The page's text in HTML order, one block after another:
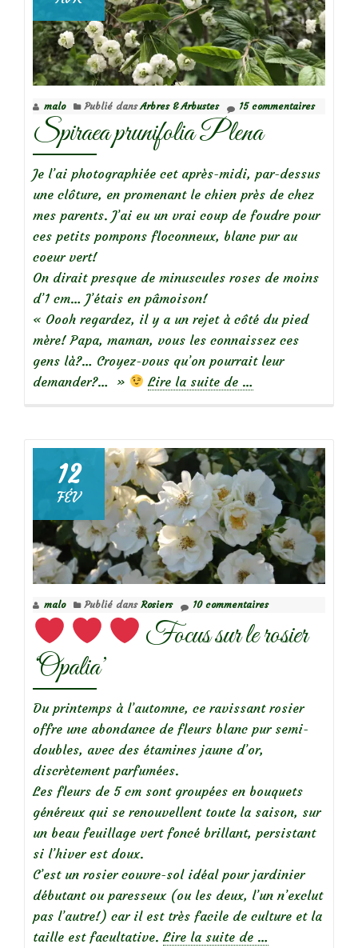
malo Publié dansArbres & Arbustes 15 commentaires
Spiraea prunifolia Plena
Je l’ai photographiée cet après-midi, par-dessus
une clôture, en promenant le chien près de chez
mes parents. J’ai eu un vrai coup de foudre pour
ces petits pompons floconneux, blanc pur au
coeur vert!
On dirait presque de minuscules roses de moins
d’1 cm… J’étais en pâmoison!
« Oooh regardez, il y a un rejet à côté du pied
mère! Papa, maman, vous les connaissez ces
gens là?… Croyez-vous qu’on pourrait leur
demander?… »
Lire la suite de
Plena
…
12
FÉV
malo Publié dans Rosiers 10 commentaires
Focus sur le rosier
‘Opalia’
Du printemps à l’automne, ce ravissant rosier
offre une abondance de fleurs blanc pur semi-
doubles, avec des étamines jaune d’or,
discrètement parfumées.
Les fleurs de 5 cm sont groupées en bouquets
généreux qui se renouvellent toute la saison, sur
un beau feuillage vert foncé brillant, persistant
si l’hiver est doux.
C’est un rosier couvre-sol idéal pour jardinier
débutant ou paresseux (ou les deux, l’un n’exclut
pas l’autre!) car il est très facile de culture et la
taille est facultative. Lire la suite de …